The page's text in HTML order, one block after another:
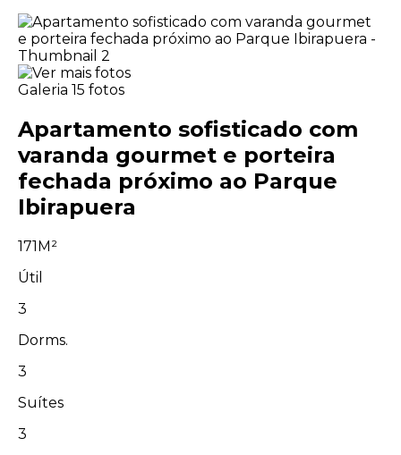
Galeria 15 fotos
Apartamento sofisticado com
varanda gourmet e porteira
fechada próximo ao Parque
Ibirapuera
171M²
Útil
3
Dorms.
3
Suítes
3